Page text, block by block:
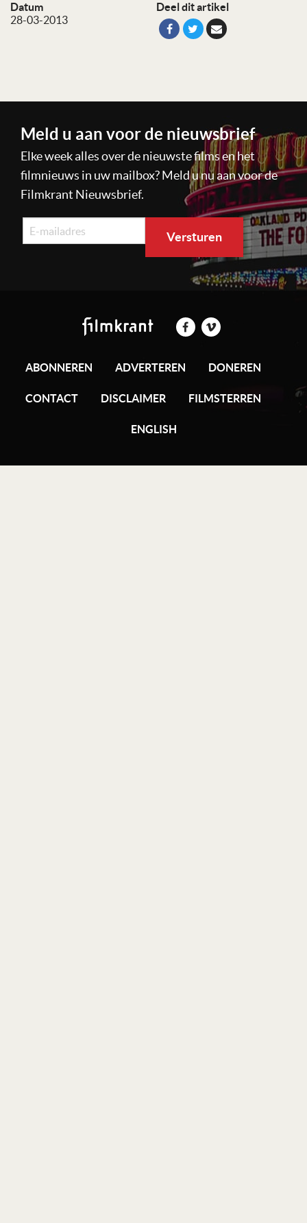
Datum
28-03-2013
Deel dit artikel
Meld u aan voor de nieuwsbrief
Elke week alles over de nieuwste films en het
filmnieuws in uw mailbox? Meld u nu aan voor de
Filmkrant Nieuwsbrief.
ABONNEREN ADVERTEREN DONEREN
CONTACT DISCLAIMER FILMSTERREN
ENGLISH